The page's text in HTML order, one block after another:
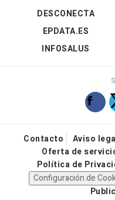
DESCONECTA
EPDATA.ES
INFOSALUS
Contacto Aviso
Oferta de
Política de
Configuración de